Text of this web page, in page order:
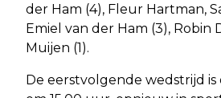
der Ham (4), Fleur Hartman,
Emiel van der Ham (3), Robin
Muijen (1).
De eerstvolgende wedstrijd